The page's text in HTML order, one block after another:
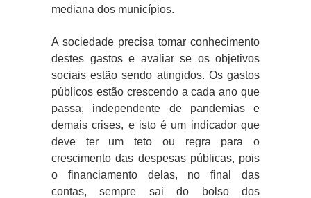
mediana dos municípios.
A sociedade precisa tomar conhecimento
destes gastos e avaliar se os objetivos
sociais estão sendo atingidos. Os gastos
públicos estão crescendo a cada ano que
passa, independente de pandemias e
demais crises, e isto é um indicador que
deve ter um teto ou regra para o
crescimento das despesas públicas, pois
o financiamento delas, no final das
contas, sempre sai do bolso dos